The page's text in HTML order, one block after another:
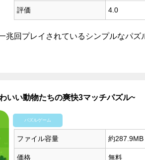
評価 4.0
兆回プレイされているシンプルなパズ
いい動物たちの爽快3マッチパズル~
パズルゲーム
ファイル容量 約287.9MB
価格 無料